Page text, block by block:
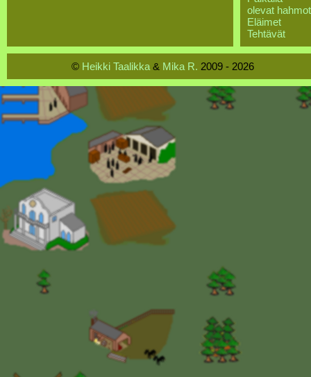
olevat hahmot
Eläimet
Tehtävät
© Heikki Taalikka& Mika R. 2009 - 2026